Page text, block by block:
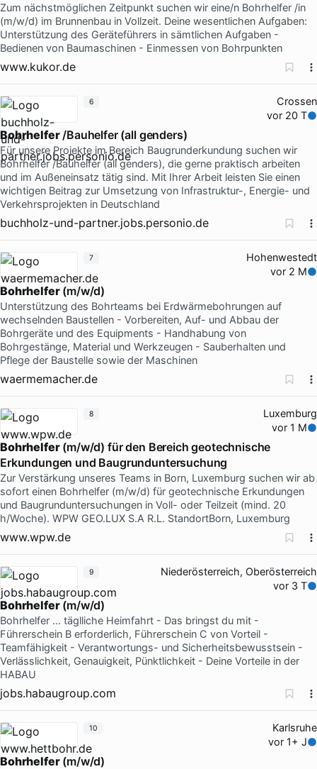
Zum nächstmöglichen Zeitpunkt suchen wir eine/n Bohrhelfer /in
(m/w/d) im Brunnenbau in Vollzeit. Deine wesentlichen Aufgaben:
Unterstützung des Geräteführers in sämtlichen Aufgaben -
Bedienen von Baumaschinen - Einmessen von Bohrpunkten
www.kukor.de
Crossen
vor 20 T
Bohrhelfer/Bauhelfer (all genders)
Für unsere Projekte im Bereich Baugrunderkundung suchen wir
Bohrhelfer /Bauhelfer (all genders), die gerne praktisch arbeiten
und im Außeneinsatz tätig sind. Mit Ihrer Arbeit leisten Sie einen
wichtigen Beitrag zur Umsetzung von Infrastruktur-, Energie- und
Verkehrsprojekten in Deutschland
buchholz-und-partner.jobs.personio.de
6
Hohenwestedt
vor 2 M
Bohrhelfer(m/w/d)
Unterstützung des Bohrteams bei Erdwärmebohrungen auf
wechselnden Baustellen - Vorbereiten, Auf- und Abbau der
Bohrgeräte und des Equipments - Handhabung von
Bohrgestänge, Material und Werkzeugen - Sauberhalten und
Pflege der Baustelle sowie der Maschinen
waermemacher.de
7
Luxemburg
vor 1 M
Bohrhelfer(m/w/d) für den Bereich geotechnische
Erkundungen und Baugrunduntersuchung
Zur Verstärkung unseres Teams in Born, Luxemburg suchen wir ab
sofort einen Bohrhelfer (m/w/d) für geotechnische Erkundungen
und Baugrunduntersuchungen in Voll- oder Teilzeit (mind. 20
h/Woche). WPW GEO.LUX S.A R.L. StandortBorn, Luxemburg
www.wpw.de
8
Niederösterreich, Oberösterreich
vor 3 T
Bohrhelfer(m/w/d)
Bohrhelfer … täglliche Heimfahrt - Das bringst du mit -
Führerschein B erforderlich, Führerschein C von Vorteil -
Teamfähigkeit - Verantwortungs- und Sicherheitsbewusstsein -
Verlässlichkeit, Genauigkeit, Pünktlichkeit - Deine Vorteile in der
HABAU
jobs.habaugroup.com
9
Karlsruhe
vor 1+ J
Bohrhelfer(m/w/d)
10